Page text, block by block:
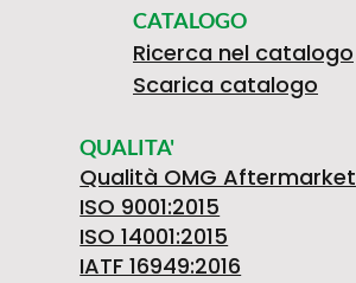
CATALOGO
Ricerca nel catalogo
Scarica catalogo
QUALITA'
Qualità OMG Aftermarket
ISO 9001:2015
ISO 14001:2015
IATF 16949:2016